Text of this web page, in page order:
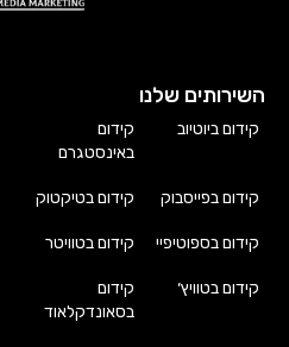
השירותים שלנו
קידום ביוטיוב
קידום
באינסטגרם
קידום בפייסבוק קידום בטיקטוק
קידום בספוטיפיי קידום בטוויטר
קידום בטוויץ׳
קידום
בסאונדקלאוד